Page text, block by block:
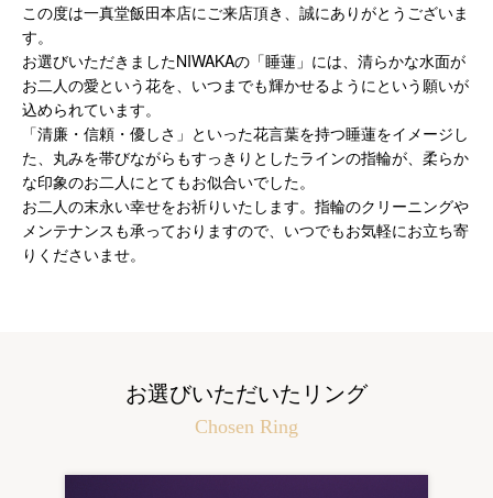
この度は一真堂飯田本店にご来店頂き、誠にありがとうございま
す。
お選びいただきましたNIWAKAの「睡蓮」には、清らかな水面が
お二人の愛という花を、いつまでも輝かせるようにという願いが
込められています。
「清廉・信頼・優しさ」といった花言葉を持つ睡蓮をイメージし
た、丸みを帯びながらもすっきりとしたラインの指輪が、柔らか
な印象のお二人にとてもお似合いでした。
お二人の末永い幸せをお祈りいたします。指輪のクリーニングや
メンテナンスも承っておりますので、いつでもお気軽にお立ち寄
りくださいませ。
お選びいただいたリング
Chosen Ring